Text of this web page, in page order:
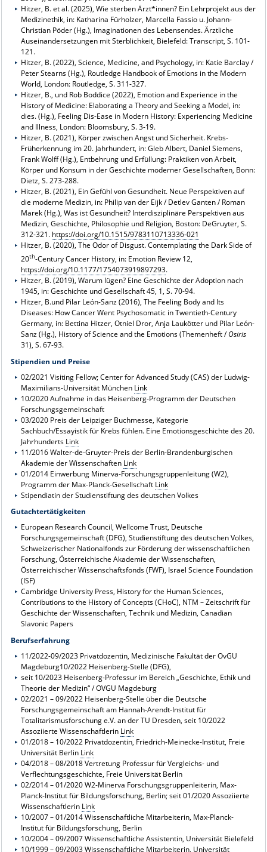
Hitzer, B. et al. (2025), Wie sterben Ärzt*innen? Ein Lehrprojekt aus der
Medizinethik, in: Katharina Fürholzer, Marcella Fassio u. Johann-
Christian Pöder (Hg.), Imaginationen des Lebensendes. Ärztliche
Auseinandersetzungen mit Sterblichkeit, Bielefeld: Transcript, S. 101-
121.
Hitzer, B. (2022), Science, Medicine, and Psychology, in: Katie Barclay /
Peter Stearns (Hg.), Routledge Handbook of Emotions in the Modern
World, London: Routledge, S. 311-327.
Hitzer, B., und Rob Boddice (2022), Emotion and Experience in the
History of Medicine: Elaborating a Theory and Seeking a Model, in:
dies. (Hg.), Feeling Dis-Ease in Modern History: Experiencing Medicine
and Illness, London: Bloomsbury, S. 3-19.
Hitzer, B. (2021), Körper zwischen Angst und Sicherheit. Krebs-
Früherkennung im 20. Jahrhundert, in: Gleb Albert, Daniel Siemens,
Frank Wolff (Hg.), Entbehrung und Erfüllung: Praktiken von Arbeit,
Körper und Konsum in der Geschichte moderner Gesellschaften, Bonn:
Dietz, S. 273-288.
Hitzer, B. (2021), Ein Gefühl von Gesundheit. Neue Perspektiven auf
die moderne Medizin, in: Philip van der Eijk / Detlev Ganten / Roman
Marek (Hg.), Was ist Gesundheit? Interdisziplinäre Perspektiven aus
Medizin, Geschichte, Philosophie und Religion, Boston: DeGruyter, S.
312-321. https://doi.org/10.1515/9783110713336-021
Hitzer, B. (2020), The Odor of Disgust. Contemplating the Dark Side of
20th-Century Cancer History, in: Emotion Review 12,
https://doi.org/10.1177/1754073919897293.
Hitzer, B. (2019), Warum lügen? Eine Geschichte der Adoption nach
1945, in: Geschichte und Gesellschaft 45, 1, S. 70-94.
Hitzer, B.und Pilar León-Sanz (2016), The Feeling Body and Its
Diseases: How Cancer Went Psychosomatic in Twentieth-Century
Germany, in: Bettina Hitzer, Otniel Dror, Anja Laukötter und Pilar León-
Sanz (Hg.), History of Science and the Emotions (Themenheft /Osiris
31), S. 67-93.
Stipendien und Preise
02/2021 Visiting Fellow; Center for Advanced Study (CAS) der Ludwig-
Maximilians-Universität München Link
10/2020 Aufnahme in das Heisenberg-Programm der Deutschen
Forschungsgemeinschaft
03/2020 Preis der Leipziger Buchmesse, Kategorie
Sachbuch/Essayistik für Krebs fühlen. Eine Emotionsgeschichte des 20.
Jahrhunderts Link
11/2016 Walter-de-Gruyter-Preis der Berlin-Brandenburgischen
Akademie der Wissenschaften Link
01/2014 Einwerbung Minerva-Forschungsgruppenleitung (W2),
Programm der Max-Planck-Gesellschaft Link
Stipendiatin der Studienstiftung des deutschen Volkes
Gutachtertätigkeiten
European Research Council, Wellcome Trust, Deutsche
Forschungsgemeinschaft (DFG), Studienstiftung des deutschen Volkes,
Schweizerischer Nationalfonds zur Förderung der wissenschaftlichen
Forschung, Österreichische Akademie der Wissenschaften,
Österreichischer Wissenschaftsfonds (FWF), Israel Science Foundation
(ISF)
Cambridge University Press, History for the Human Sciences,
Contributions to the History of Concepts (CHoC), NTM – Zeitschrift für
Geschichte der Wissenschaften, Technik und Medizin, Canadian
Slavonic Papers
Berufserfahrung
11/2022-09/2023 Privatdozentin, Medizinische Fakultät der OvGU
Magdeburg10/2022 Heisenberg-Stelle (DFG),
seit 10/2023 Heisenberg-Professur im Bereich „Geschichte, Ethik und
Theorie der Medizin“ / OVGU Magdeburg
02/2021 – 09/2022 Heisenberg-Stelle über die Deutsche
Forschungsgemeinschaft am Hannah-Arendt-Institut für
Totalitarismusforschung e.V. an der TU Dresden, seit 10/2022
Assoziierte Wissenschaftlerin Link
01/2018 – 10/2022 Privatdozentin, Friedrich-Meinecke-Institut, Freie
Universität Berlin Link
04/2018 – 08/2018 Vertretung Professur für Vergleichs- und
Verflechtungsgeschichte, Freie Universität Berlin
02/2014 – 01/2020 W2-Minerva Forschungsgruppenleiterin, Max-
Planck-Institut für Bildungsforschung, Berlin; seit 01/2020 Assoziierte
Wissenschaftlerin Link
10/2007 – 01/2014 Wissenschaftliche Mitarbeiterin, Max-Planck-
Institut für Bildungsforschung, Berlin
10/2004 – 09/2007 Wissenschaftliche Assistentin, Universität Bielefeld
10/1999 – 09/2003 Wissenschaftliche Mitarbeiterin, Universität